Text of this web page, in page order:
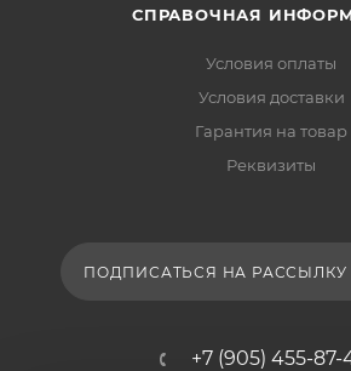
СПРАВОЧНАЯ
Условия оплаты
Условия доставки
Гарантия на товар
Реквизиты
ПОДПИСАТЬСЯ НА РАССЫЛКУ
+7 (905) 455-87-